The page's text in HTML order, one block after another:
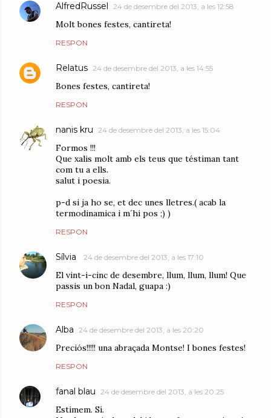
AlfredRussel 24 de desembre del 2013, a les 12:58
Molt bones festes, cantireta!
RESPON
Relatus 24 de desembre del 2013, a les 14:55
Bones festes, cantireta!
RESPON
nanis kru 24 de desembre del 2013, a les 15:04
Formos !!!
Que xalis molt amb els teus que téstiman tant
com tu a ells.
salut i poesia.
p-d si ja ho se, et dec unes lletres.( acab la
termodinamica i m´hi pos ;) )
RESPON
Sílvia 24 de desembre del 2013, a les 17:10
El vint-i-cinc de desembre, llum, llum, llum! Que
passis un bon Nadal, guapa :)
RESPON
Alba 24 de desembre del 2013, a les 20:20
Preciós!!!!! una abraçada Montse! I bones festes!
RESPON
fanal blau 24 de desembre del 2013, a les 20:25
Estimem. Sí.